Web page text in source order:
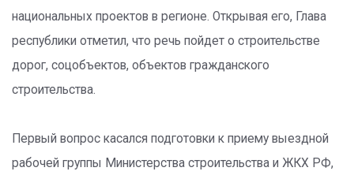
национальных проектов в регионе. Открывая его, Глава
республики отметил, что речь пойдет о строительстве
дорог, соцобъектов, объектов гражданского
строительства.
Первый вопрос касался подготовки к приему выездной
рабочей группы Министерства строительства и ЖКХ РФ,